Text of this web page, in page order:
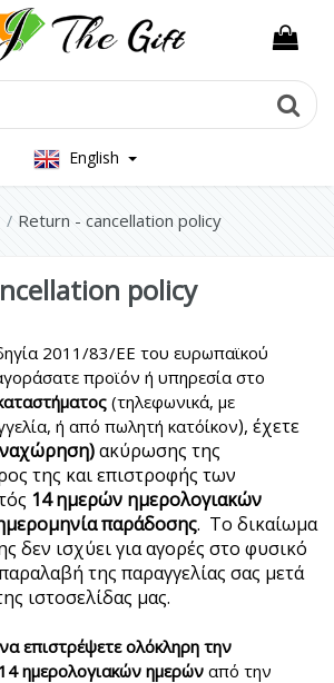
English
Return - cancellation policy
925
policy
2011/83/ΕΕ του ευρωπαϊκού
προϊόν ή υπηρεσία στο
(τηλεφωνικά, με
ή από πωλητή κατ΄οίκον), έχετε
ακύρωσης της
της και επιστροφής των
14 ημερών ημερολογιακών
παράδοσης. Το δικαίωμα
δεν ισχύει για αγορές στο φυσικό
της παραγγελίας σας μετά
ιστοσελίδας μας.
να επιστρέψετε ολόκληρη την
14 ημερολογιακών ημερών από την